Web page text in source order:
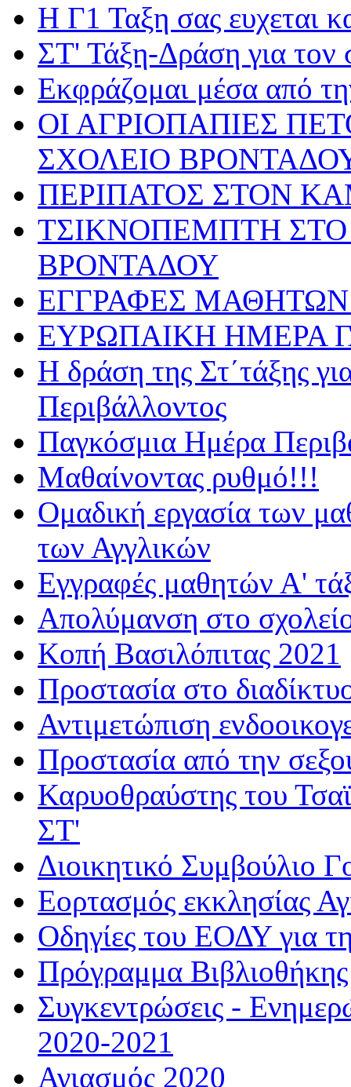
Η Γ1 Ταξη σας ευχεται
ΣΤ' Τάξη-Δράση για τον
Εκφράζομαι μέσα από
ΟΙ ΑΓΡΙΟΠΑΠΙΕΣ
ΣΧΟΛΕΙΟ
ΠΕΡΙΠΑΤΟΣ ΣΤΟΝ
ΤΣΙΚΝΟΠΕΜΠΤΗ ΣΤΟ
ΒΡΟΝΤΑΔΟΥ
ΕΓΓΡΑΦΕΣ ΜΑΘΗΤΩΝ
ΕΥΡΩΠΑΙΚΗ ΗΜΕΡΑ
Η δράση της Στ΄τάξης
Περιβάλλοντος
Παγκόσμια Ημέρα
Μαθαίνοντας ρυθμό!!!
Ομαδική εργασία των
των Αγγλικών
Εγγραφές μαθητών Α'
Απολύμανση στο
Κοπή Βασιλόπιτας 2021
Προστασία στο
Αντιμετώπιση
Προστασία από την
Καρυοθραύστης του
ΣΤ'
Διοικητικό Συμβούλιο
Εορτασμός εκκλησίας
Οδηγίες του ΕΟΔΥ για
Πρόγραμμα
Συγκεντρώσεις -
2020-2021
Αγιασμός 2020